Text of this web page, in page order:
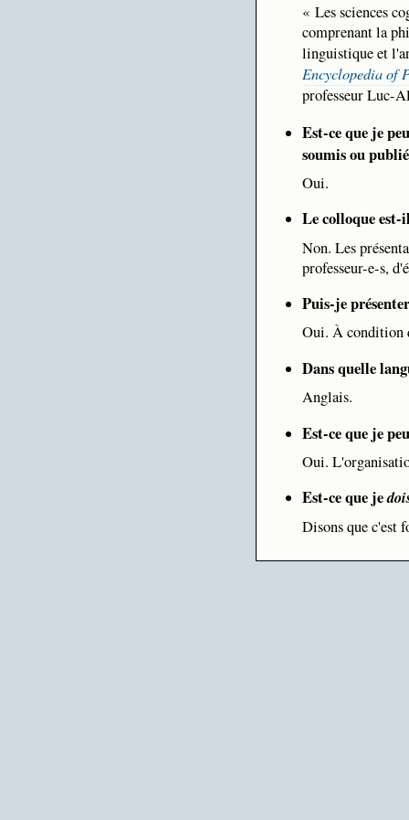
« Les sciences
comprenant la
linguistique et
Encyclopedia of
professeur Luc-
Est-ce que je
soumis ou
Oui.
Le colloque est-
Non. Les
professeur-e-s,
Puis-je
Oui. À condition
Dans quelle
Anglais.
Est-ce que je
Oui.
Est-ce que je
Disons que c'est